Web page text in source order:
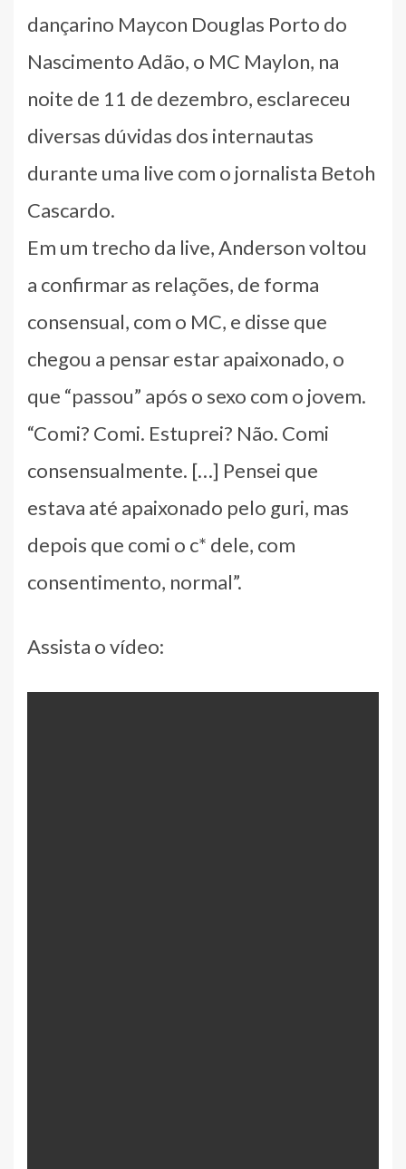
dançarino Maycon Douglas Porto do
Nascimento Adão, o MC Maylon, na
noite de 11 de dezembro, esclareceu
diversas dúvidas dos internautas
durante uma live com o jornalista Betoh
Cascardo.
Em um trecho da live, Anderson voltou
a confirmar as relações, de forma
consensual, com o MC, e disse que
chegou a pensar estar apaixonado, o
que “passou” após o sexo com o jovem.
“Comi? Comi. Estuprei? Não. Comi
consensualmente. […] Pensei que
estava até apaixonado pelo guri, mas
depois que comi o c* dele, com
consentimento, normal”.
Assista o vídeo: